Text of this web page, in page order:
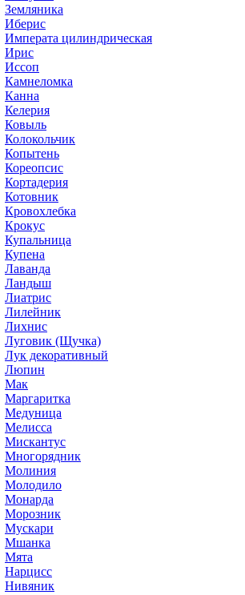
Земляника
Иберис
Императа цилиндрическая
Ирис
Иссоп
Камнеломка
Канна
Келерия
Ковыль
Колокольчик
Копытень
Кореопсис
Кортадерия
Котовник
Кровохлебка
Крокус
Купальница
Купена
Лаванда
Ландыш
Лиатрис
Лилейник
Лихнис
Луговик (Щучка)
Лук декоративный
Люпин
Мак
Маргаритка
Медуница
Мелисса
Мискантус
Многорядник
Молиния
Молодило
Монарда
Морозник
Мускари
Мшанка
Мята
Нарцисс
Нивяник